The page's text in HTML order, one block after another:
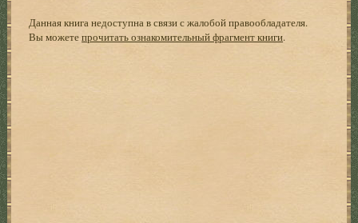
Данная книга недоступна в связи с жалобой правообладателя.
Вы можетепрочитать ознакомительный фрагмент книги.